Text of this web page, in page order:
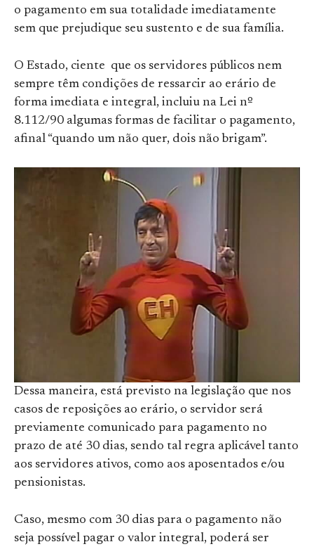
o pagamento em sua totalidade imediatamente
sem que prejudique seu sustento e de sua família.
O Estado, ciente que os servidores públicos nem
sempre têm condições de ressarcir ao erário de
forma imediata e integral, incluiu na Lei nº
8.112/90 algumas formas de facilitar o pagamento,
afinal “quando um não quer, dois não brigam”.
Dessa maneira, está previsto na legislação que nos
casos de reposições ao erário, o servidor será
previamente comunicado para pagamento no
prazo de até 30 dias, sendo tal regra aplicável tanto
aos servidores ativos, como aos aposentados e/ou
pensionistas.
Caso, mesmo com 30 dias para o pagamento não
seja possível pagar o valor integral, poderá ser